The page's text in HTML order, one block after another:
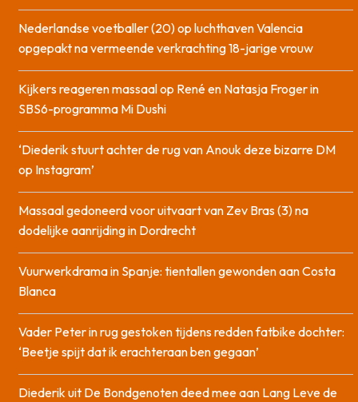
Nederlandse voetballer (20) op luchthaven Valencia
opgepakt na vermeende verkrachting 18-jarige vrouw
Kijkers reageren massaal op René en Natasja Froger in
SBS6-programma Mi Dushi
‘Diederik stuurt achter de rug van Anouk deze bizarre DM
op Instagram’
Massaal gedoneerd voor uitvaart van Zev Bras (3) na
dodelijke aanrijding in Dordrecht
Vuurwerkdrama in Spanje: tientallen gewonden aan Costa
Blanca
Vader Peter in rug gestoken tijdens redden fatbike dochter:
‘Beetje spijt dat ik erachteraan ben gegaan’
Diederik uit De Bondgenoten deed mee aan Lang Leve de